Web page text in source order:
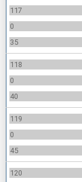
117
0
35
118
0
40
119
0
45
120